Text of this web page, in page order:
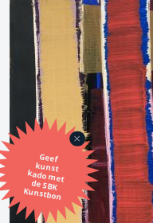
Geef
kunst
kado met
de SBK
Kunstbon